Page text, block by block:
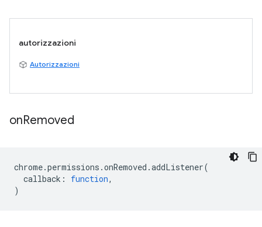
autorizzazioni
Autorizzazioni
onRemoved
chrome.permissions .onRemoved .addListener(
callback : function,
)